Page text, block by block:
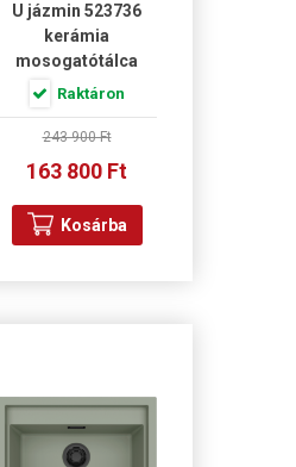
U jázmin 523736
kerámia
mosogatótálca
Raktáron
243 900 Ft
163 800 Ft
Kosárba